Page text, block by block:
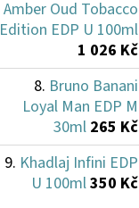
Amber Oud Tobacco
Edition EDP U 100ml
1 026 Kč
Bruno Banani
Loyal Man EDP M
30ml 265 Kč
Khadlaj Infini EDP
U 100ml350 Kč